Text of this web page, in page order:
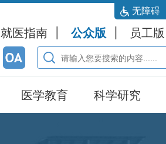
无障碍
就医指南 公众版 员工版
医学教育 科学研究